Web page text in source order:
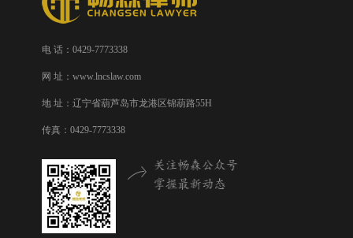
电 话：0429-7773338
网 址：www.lncslaw.com
地 址：辽宁省葫芦岛市龙港区锦葫路55H
传真：0429-7773338